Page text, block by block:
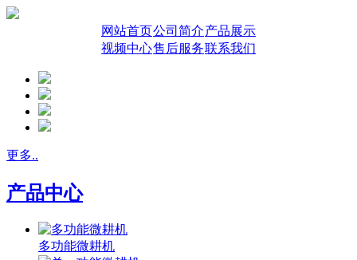
网站首页公司简介产品展示
视频中心售后服务联系我们
更多..
产品中心
多功能微耕机